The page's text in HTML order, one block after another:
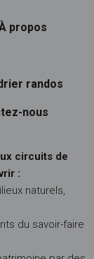
propos
randos
nous
circuits de
:
naturels,
du savoir-faire